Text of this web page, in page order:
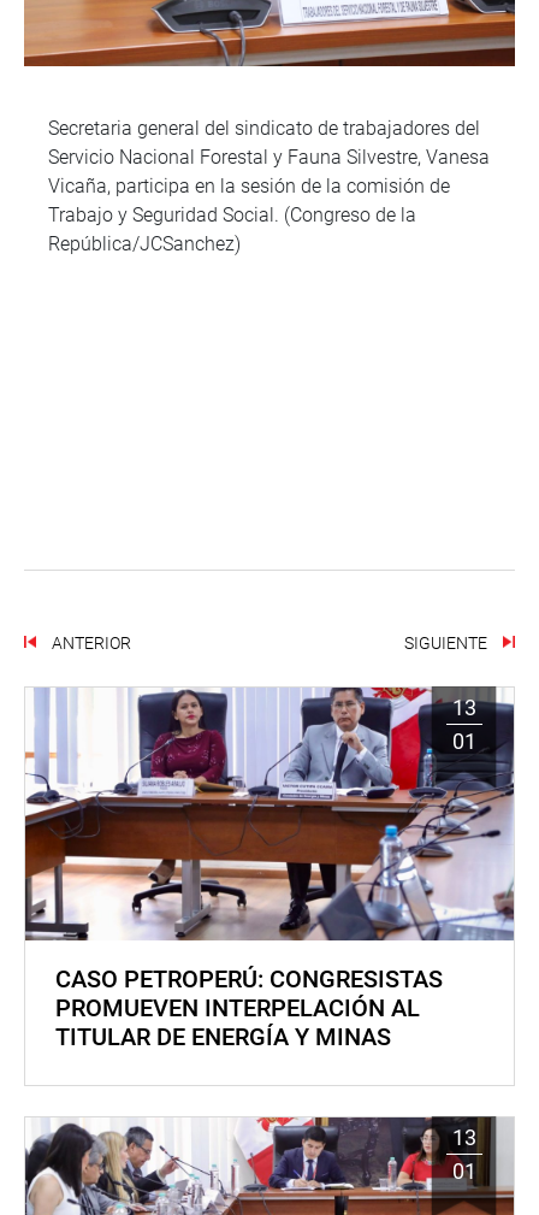
Secretaria general del sindicato de trabajadores del
Servicio Nacional Forestal y Fauna Silvestre, Vanesa
Vicaña, participa en la sesión de la comisión de
Trabajo y Seguridad Social. (Congreso de la
República/JCSanchez)
ANTERIOR SIGUIENTE
13
01
CASO PETROPERÚ: CONGRESISTAS
PROMUEVEN INTERPELACIÓN AL
TITULAR DE ENERGÍA Y MINAS
13
01